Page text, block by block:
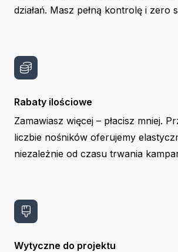
działań. Masz pełną kontrolę i zero
Rabaty ilościowe
Zamawiasz więcej – płacisz mniej.
liczbie nośników oferujemy
niezależnie od czasu trwania
Wytyczne do projektu